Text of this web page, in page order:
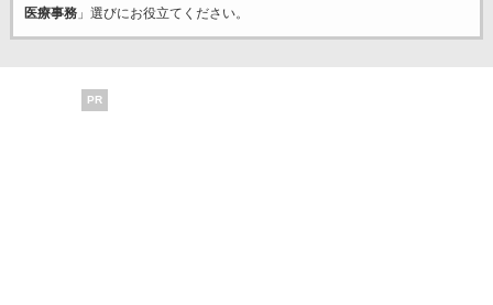
医療事務」選びにお役立てください。
PR